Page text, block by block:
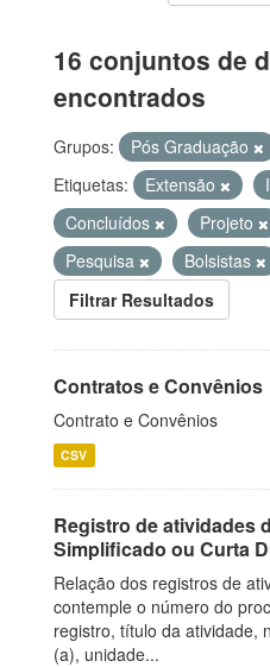
16 conjuntos de
encontrados
Grupos: Pós Graduação
Etiquetas:
Extensão
Concluídos
Projeto
Pesquisa
Bolsistas
Filtrar Resultados
Contratos e Convênios
Contrato e Convênios
CSV
Registro de atividades
Simplificado ou Curta
Relação dos registros de
contemple o número do
registro, título da atividade,
(a), unidade...